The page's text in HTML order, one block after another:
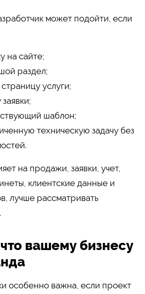
может подойти, если
на сайте;
раздел;
услуги;
шаблон;
техническую задачу без
на продажи, заявки, учет,
клиентские данные и
лучше рассматривать
вашему бизнесу
особенно важна, если проект